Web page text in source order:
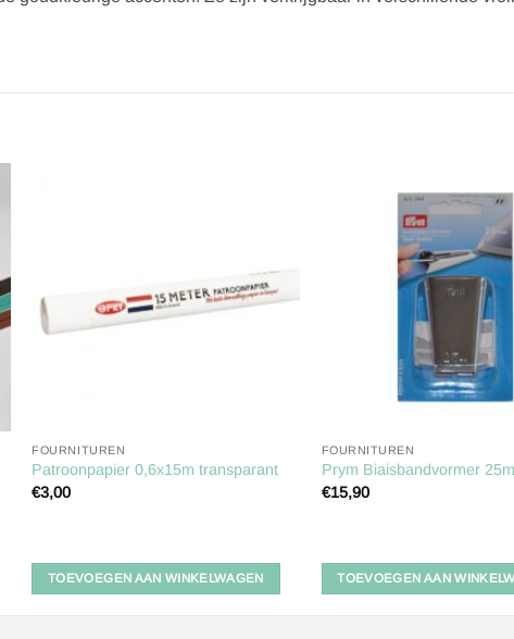
FOURNITUREN
Patroonpapier 0,6x15m transparant
€3,00
TOEVOEGEN AAN WINKELWAGEN
FOURNITUREN
Prym Biaisbandvormer
€15,90
TOEVOEGEN AAN